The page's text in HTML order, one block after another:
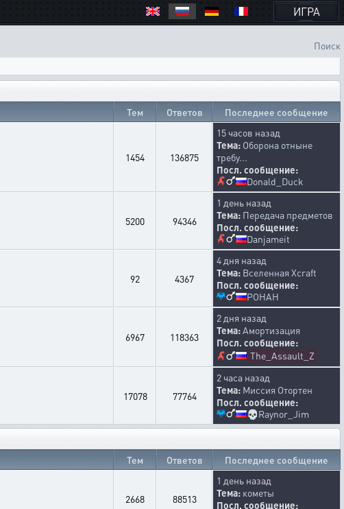
ИГРА
Поиск
Тем Ответов Последнее сообщение
1454 136875
15 часов назад
Тема: Оборона отныне
требу...
Посл. сообщение:
Donald_Duck
5200 94346
1 день назад
Тема: Передача предметов
Посл. сообщение:
Danjameit
92 4367
4 дня назад
Тема: Вселенная Xcraft
Посл. сообщение:
POHAH
6967 118363
2 дня назад
Тема:Амортизация
Посл. сообщение:
The_Assault_Z
17078 77764
2 часа назад
Тема: Миссия Отортен
Посл. сообщение:
💀Raynor_Jim
Тем Ответов Последнее сообщение
2668 88513
1 день назад
Тема: кометы
Посл. сообщение: